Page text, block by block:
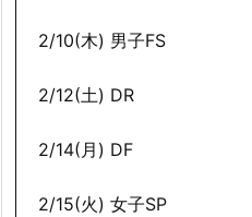
2/10(木) 男子FS
2/12(土) DR
2/14(月) DF
2/15(火) 女子SP